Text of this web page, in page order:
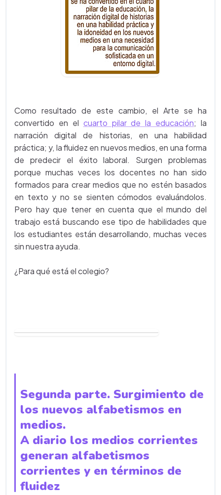
Como resultado de este cambio, el Arte se ha
convertido en el cuarto pilar de la educación; la
narración digital de historias, en una habilidad
práctica; y, la fluidez en nuevos medios, en una forma
de predecir el éxito laboral. Surgen problemas
porque muchas veces los docentes no han sido
formados para crear medios que no estén basados
en texto y no se sienten cómodos evaluándolos.
Pero hay que tener en cuenta que el mundo del
trabajo está buscando ese tipo de habilidades que
los estudiantes están desarrollando, muchas veces
sin nuestra ayuda.
¿Para qué está el colegio?
Segunda parte. Surgimiento de
los nuevos alfabetismos en
medios.
A diario los medios corrientes
generan alfabetismos
corrientes y en términos de
fluidez